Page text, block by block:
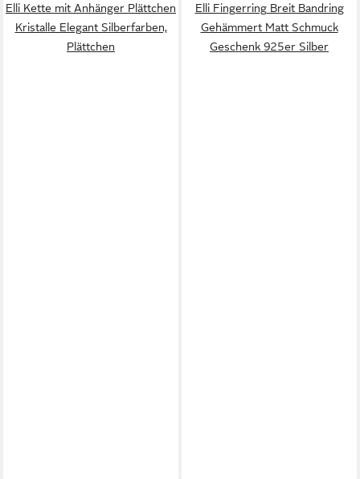
Elli Kette mit Anhänger Plättchen
Kristalle Elegant Silberfarben,
Plättchen
Elli Fingerring Breit Bandring
Gehämmert Matt Schmuck
Geschenk 925er Silber